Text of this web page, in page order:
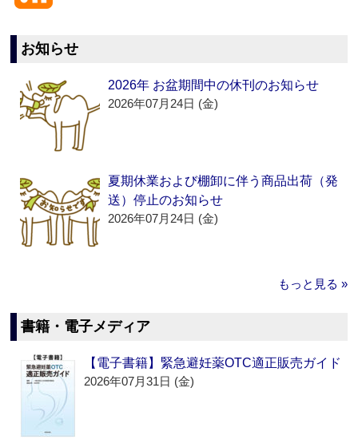
お知らせ
2026年 お盆期間中の休刊のお知らせ
2026年07月24日 (金)
夏期休業および棚卸に伴う商品出荷（発
送）停止のお知らせ
2026年07月24日 (金)
もっと見る »
書籍・電子メディア
【電子書籍】緊急避妊薬OTC適正販売ガイド
2026年07月31日 (金)